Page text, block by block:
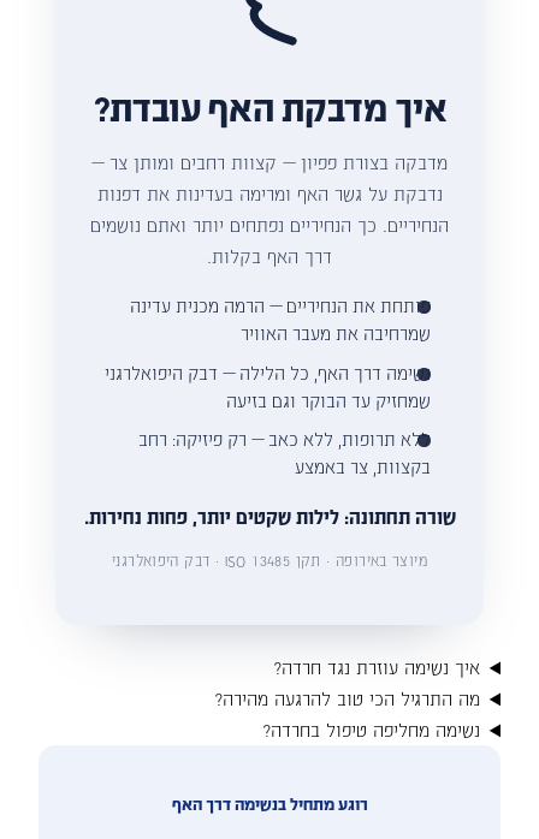
איך מדבקת האף עובדת?
מדבקה בצורת פפיון — קצוות רחבים ומותן צר —
נדבקת על גשר האף ומרימה בעדינות את דפנות
הנחיריים. כך הנחיריים נפתחים יותר ואתם נושמים
דרך האף בקלות.
פותחת את הנחיריים — הרמה מכנית עדינה
שמרחיבה את מעבר האוויר
נשימה דרך האף, כל הלילה — דבק היפואלרגני
שמחזיק עד הבוקר וגם בזיעה
ללא תרופות, ללא כאב — רק פיזיקה: רחב
בקצוות, צר באמצע
שורה תחתונה: לילות שקטים יותר, פחות נחירות.
מיוצר באירופה · תקן ISO 13485 · דבק היפואלרגני
איך נשימה עוזרת נגד חרדה?
מה התרגיל הכי טוב להרגעה מהירה?
נשימה מחליפה טיפול בחרדה?
רוגע מתחיל בנשימה דרך האף